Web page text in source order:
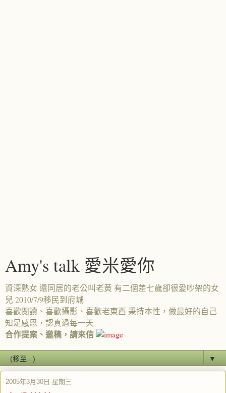
Amy's talk 愛米愛你
資深熟女 還同居的老公叫老黃 有二個差七歲卻很愛吵架的女
兒 2010/7/9移民到府城
喜歡閱讀、喜歡攝影、喜歡老東西 秉持本性，做最好的自己
知足感恩，認真過每一天
合作提案、邀稿，請來信
▼
2005年3月30日 星期三